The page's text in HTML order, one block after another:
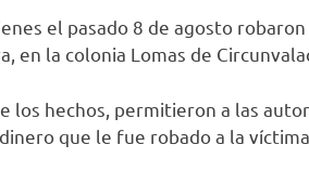
el pasado 8 de agosto
en la colonia Lomas de
los hechos, permitieron a las
que le fue robado a la víctima.